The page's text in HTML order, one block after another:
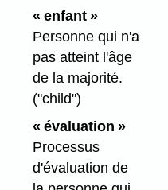
« enfant »
Personne qui n'a
pas atteint l'âge
de la majorité.
("child")
« évaluation »
Processus
d'évaluation de